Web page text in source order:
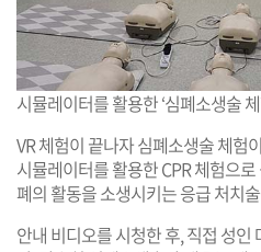
시뮬레이터를 활용한 ‘심폐소생술 체
VR 체험이 끝나자 심폐소생술 체험
시뮬레이터를 활용한 CPR 체험으
폐의 활동을 소생시키는 응급 처치
안내 비디오를 시청한 후, 직접 성인